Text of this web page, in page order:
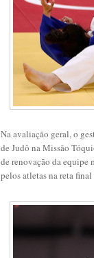
Na avaliação geral, o
de Judô na Missão
de renovação da equipe
pelos atletas na reta